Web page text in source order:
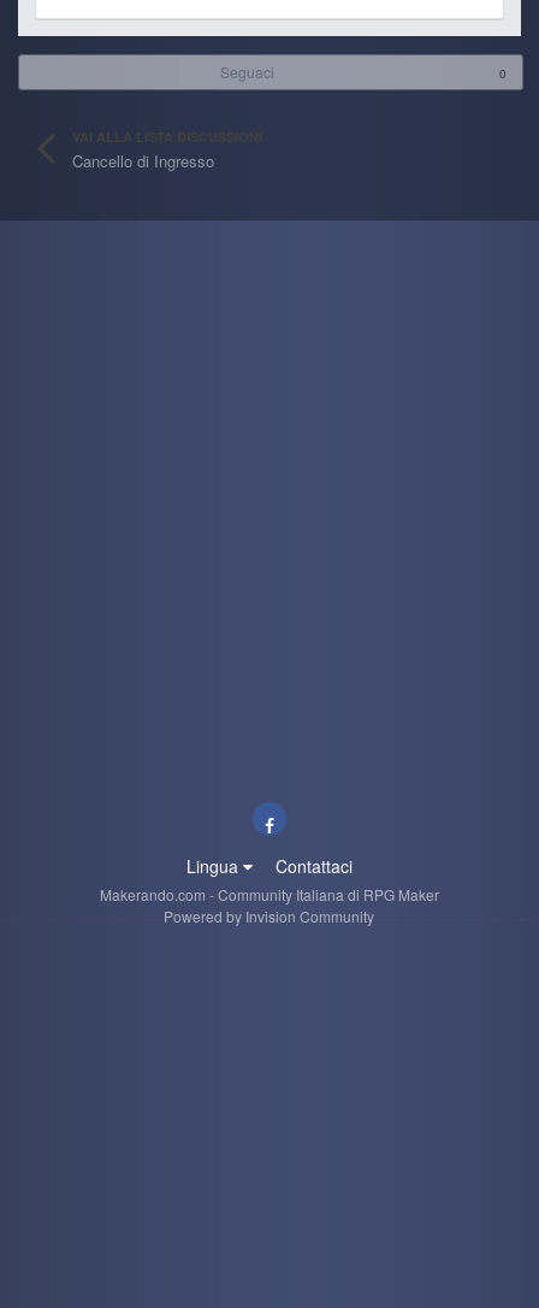
Seguaci 0
VAI ALLA LISTA DISCUSSIONI
Cancello di Ingresso
Lingua Contattaci
Makerando.com - Community Italiana di RPG Maker
Powered by Invision Community